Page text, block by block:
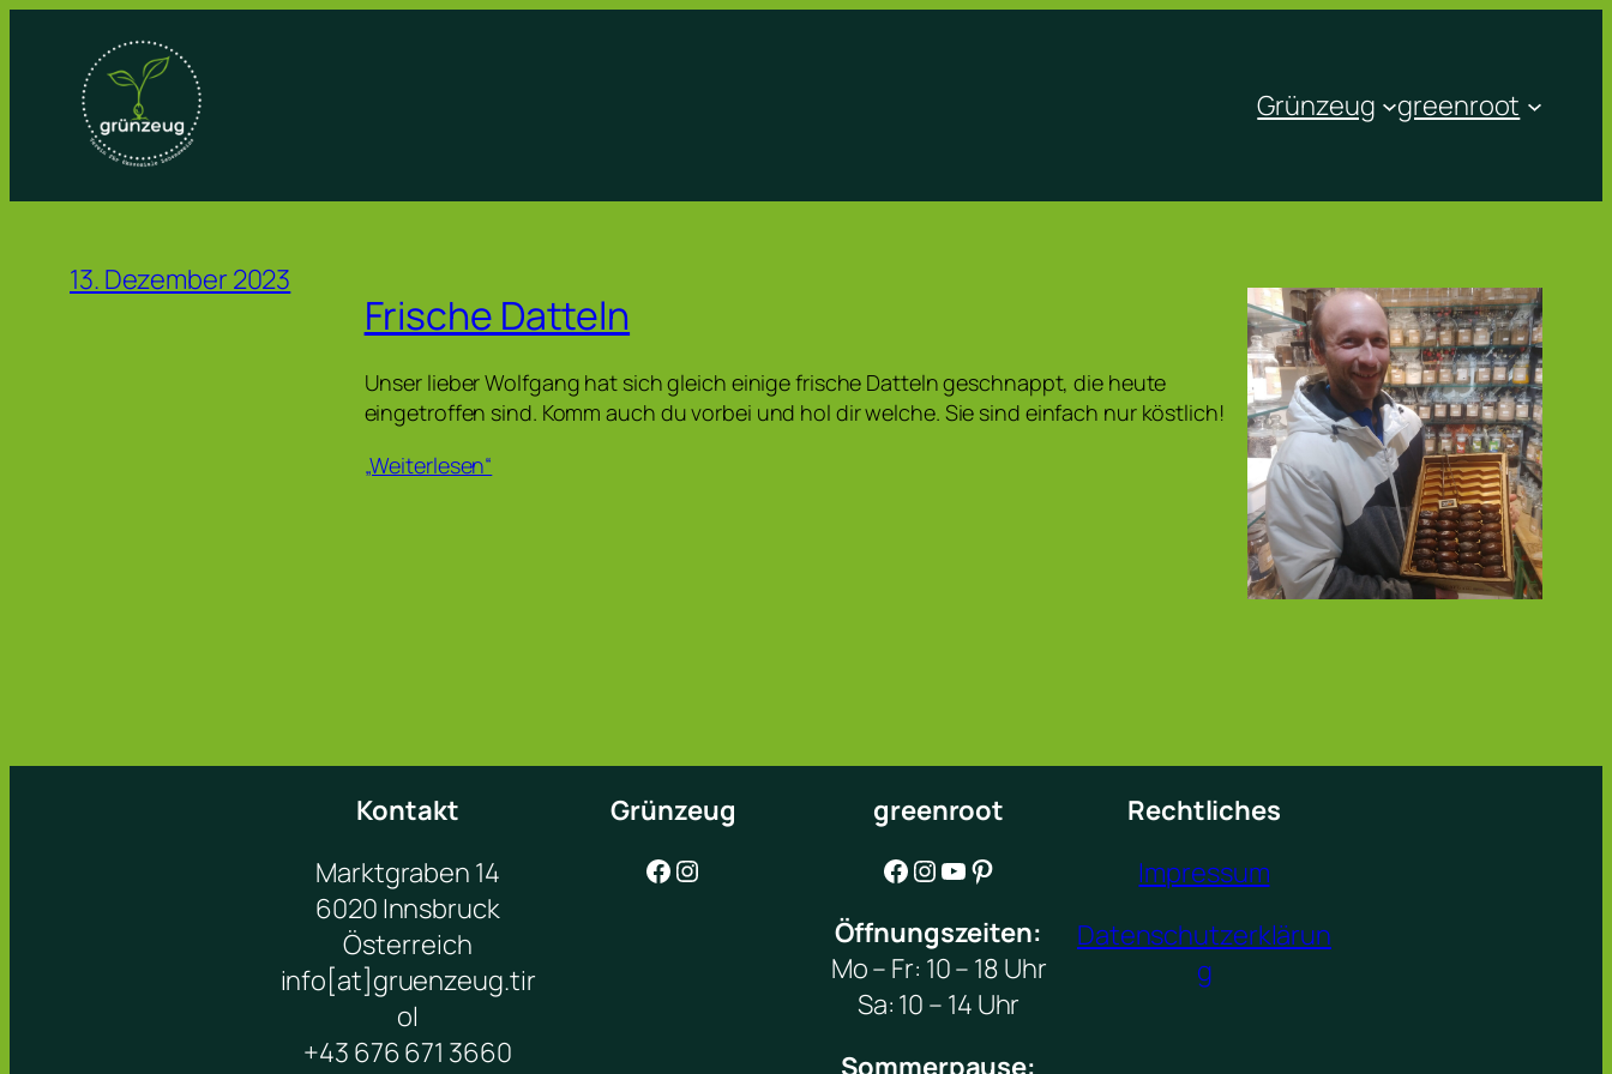
springen
Grünzeug greenroot
13. Dezember 2023
Frische Datteln
Unser lieber Wolfgang hat sich gleich einige frische Datteln geschnappt, die heute
eingetroffen sind. Komm auch du vorbei und hol dir welche. Sie sind einfach nur köstlich!
„Weiterlesen“
Kontakt
Marktgraben 14
6020 Innsbruck
Österreich
info[at]gruenzeug.tir
ol
+43 676 671 3660
Grünzeug
Facebook Instagram
greenroot
Facebook Instagram YouTube Pinterest
Öffnungszeiten:
Mo – Fr: 10 – 18 Uhr
Sa: 10 – 14 Uhr
Rechtliches
Impressum
Datenschutzerklärun
g